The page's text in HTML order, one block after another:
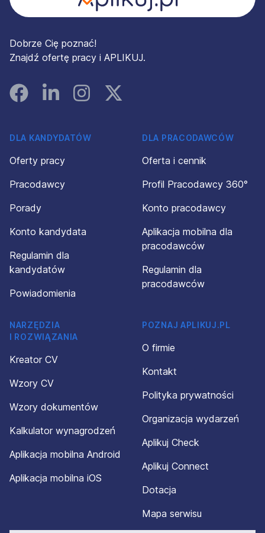
Dobrze Cię poznać!
Znajdź ofertę pracy i APLIKUJ.
FacebookLinked InInstagramInstagram
DLA KANDYDATÓW
Oferty pracy
Pracodawcy
Porady
Konto kandydata
Regulamin dla
kandydatów
Powiadomienia
DLA PRACODAWCÓW
Oferta i cennik
Profil Pracodawcy 360°
Konto pracodawcy
Aplikacja mobilna dla
pracodawców
Regulamin dla
pracodawców
NARZĘDZIA
I ROZWIĄZANIA
Kreator CV
Wzory CV
Wzory dokumentów
Kalkulator wynagrodzeń
Aplikacja mobilna Android
Aplikacja mobilna iOS
POZNAJ APLIKUJ.PL
O firmie
Kontakt
Polityka prywatności
Organizacja wydarzeń
Aplikuj Check
Aplikuj Connect
Dotacja
Mapa serwisu